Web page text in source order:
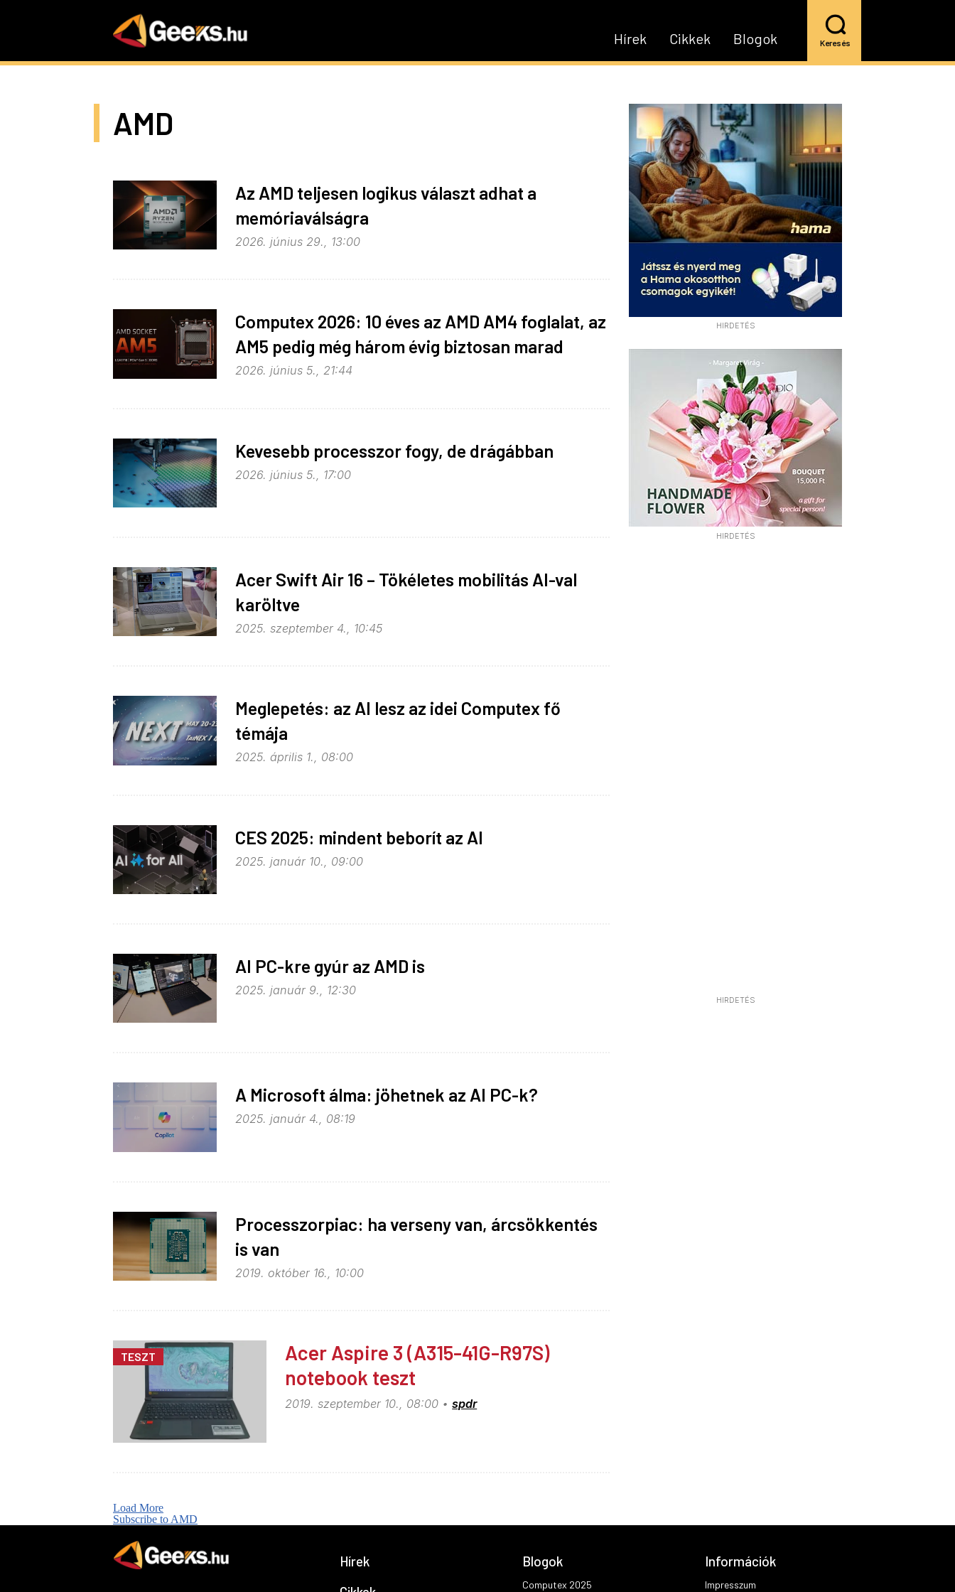
Blogok
Cikkek
Hírek Keresés
HIRDETÉS
HIRDETÉS
HIRDETÉS
AMD
Az AMD teljesen logikus választ adhat a
memóriaválságra
2026. június 29., 13:00
Computex 2026: 10 éves az AMD AM4 foglalat, az
AM5 pedig még három évig biztosan marad
2026. június 5., 21:44
Kevesebb processzor fogy, de drágábban
2026. június 5., 17:00
Acer Swift Air 16 – Tökéletes mobilitás AI-val
karöltve
2025. szeptember 4., 10:45
Meglepetés: az AI lesz az idei Computex fő
témája
2025. április 1., 08:00
CES 2025: mindent beborít az AI
2025. január 10., 09:00
AI PC-kre gyúr az AMD is
2025. január 9., 12:30
A Microsoft álma: jöhetnek az AI PC-k?
2025. január 4., 08:19
Processzorpiac: ha verseny van, árcsökkentés
is van
2019. október 16., 10:00
TESZT
Acer Aspire 3 (A315-41G-R97S)
notebook teszt
2019. szeptember 10., 08:00 spdr
Load More
Subscribe to AMD
Hírek
Blogok
Computex 2025
Információk
Impresszum